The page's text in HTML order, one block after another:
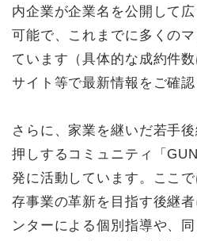
内企業が企業名を公開して
可能で、これまでに多くの
ています（具体的な成約件
サイト等で最新情報をご確認
さらに、家業を継いだ若手
押しするコミュニティ「
発に活動しています。ここ
存事業の革新を目指す後継
ンターによる個別指導や、